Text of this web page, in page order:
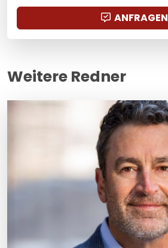
ANFRAGEN
Weitere Redner